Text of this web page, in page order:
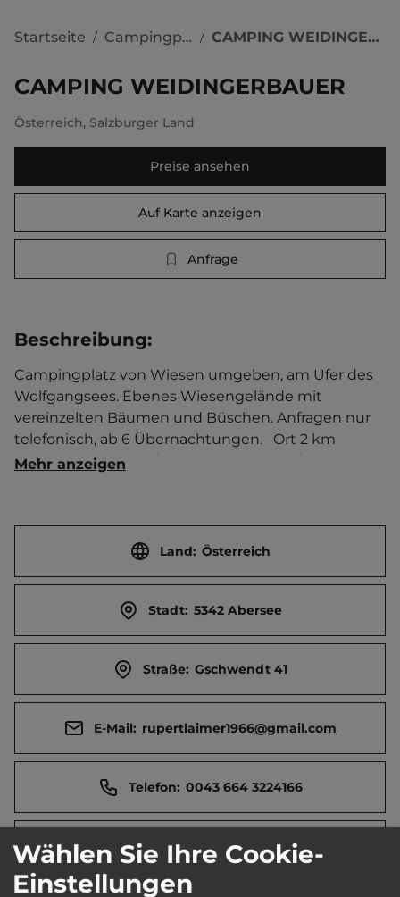
Startseite / Campingplätze / CAMPING WEIDINGERBAUER
CAMPING WEIDINGERBAUER
Österreich, Salzburger Land
Preise ansehen
Auf Karte anzeigen
Anfrage
Beschreibung:
Campingplatz von Wiesen umgeben, am Ufer des
Wolfgangsees. Ebenes Wiesengelände mit
vereinzelten Bäumen und Büschen. Anfragen nur
telefonisch, ab 6 Übernachtungen.   Ort 2 km
entfernt. Touristen-/Dauerstellplätze 20/45.
Mehr anzeigen
Land: Österreich
Stadt: 5342 Abersee
Straße: Gschwendt 41
E-Mail: rupertlaimer1966@gmail.com
Telefon: 0043 664 3224166
Fläche: 20.000 m
Wählen Sie Ihre Cookie-
Einstellungen